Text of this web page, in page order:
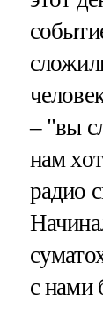
– "вы
нам
радио
с нами